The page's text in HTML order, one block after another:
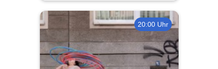
20:00 Uhr